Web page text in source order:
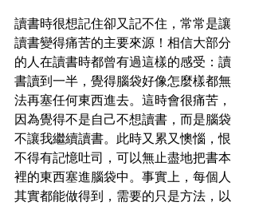
讀書時很想記住卻又記不住，常常是讓
讀書變得痛苦的主要來源！相信大部分
的人在讀書時都曾有過這樣的感受：讀
書讀到一半，覺得腦袋好像怎麼樣都無
法再塞任何東西進去。這時會很痛苦，
因為覺得不是自己不想讀書，而是腦袋
不讓我繼續讀書。此時又累又懊惱，恨
不得有記憶吐司，可以無止盡地把書本
裡的東西塞進腦袋中。事實上，每個人
其實都能做得到，需要的只是方法，以